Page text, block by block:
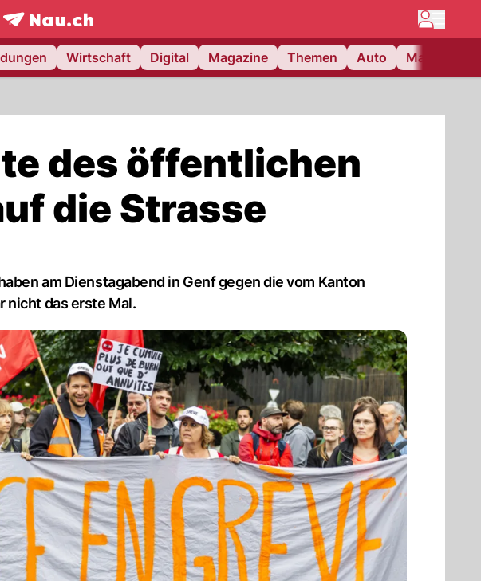
frontpage.NAU.ch
Wirtschaft Digital Magazine Themen Auto Matchcenter
des öffentlichen
die Strasse
am Dienstagabend in Genf gegen die vom Kanton
nicht das erste Mal.